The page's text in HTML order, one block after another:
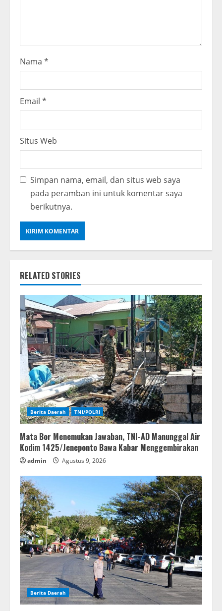
Nama *
Email *
Situs Web
Simpan nama, email, dan situs web saya
pada peramban ini untuk komentar saya
berikutnya.
RELATED STORIES
Berita Daerah TNI/POLRI
Mata Bor Menemukan Jawaban, TNI-AD Manunggal Air
Kodim 1425/Jeneponto Bawa Kabar Menggembirakan
admin Agustus 9, 2026
Berita Daerah